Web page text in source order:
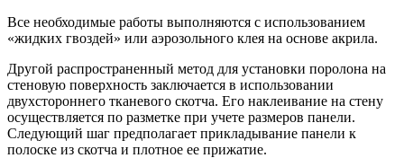
Все необходимые работы выполняются с использованием
«жидких гвоздей» или аэрозольного клея на основе акрила.
Другой распространенный метод для установки поролона на
стеновую поверхность заключается в использовании
двухстороннего тканевого скотча. Его наклеивание на стену
осуществляется по разметке при учете размеров панели.
Следующий шаг предполагает прикладывание панели к
полоске из скотча и плотное ее прижатие.